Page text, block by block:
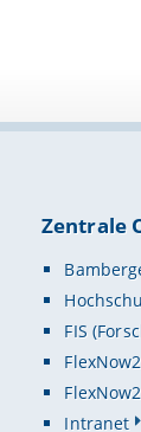
Zentrale
FIS
Intranet